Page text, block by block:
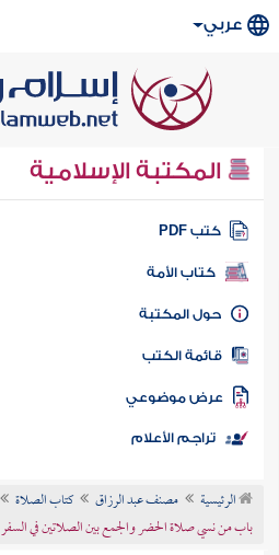
عربي
المكتبة الإسلامية
كتب PDF
كتاب الأمة
المكتبة
الكتب
موضوعي
تراجم الأعلام
الرئيسية مصنف عبد الرزاق
كتاب الصلاة
باب من نسي صلاة الحضر والجمع بين الصلاتين في السفر